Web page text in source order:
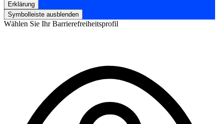
Erklärung
Symbolleiste ausblenden
Wählen Sie Ihr Barrierefreiheitsprofil